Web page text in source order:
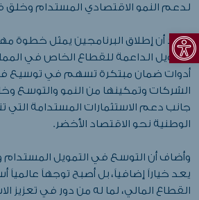
Open toolbar
لدعم النمو الاقتصادي المستدام
واكد أن إطلاق البرنامجين يمثل خطوة
التمويل الداعمة للقطاع الخاص في
أدوات ضمان مبتكرة تسهم في توسيع
الشركات وتمكينها من النمو والتوسع
جانب دعم الاستثمارات المستدامة
الوطنية نحو الاقتصاد الأخضر.
وأضاف أن التوسع في التمويل المستدام
يعد خياراً إضافياً، بل أصبح توجهاً عالمياً
القطاع المالي، لما له من دور في تعزيز